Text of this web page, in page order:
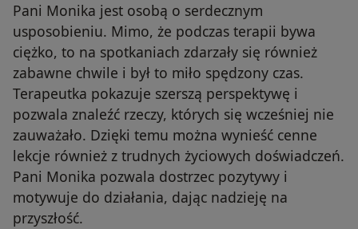
Pani Monika jest osobą o serdecznym
usposobieniu. Mimo, że podczas terapii bywa
ciężko, to na spotkaniach zdarzały się również
zabawne chwile i był to miło spędzony czas.
Terapeutka pokazuje szerszą perspektywę i
pozwala znaleźć rzeczy, których się wcześniej nie
zauważało. Dzięki temu można wynieść cenne
lekcje również z trudnych życiowych doświadczeń.
Pani Monika pozwala dostrzec pozytywy i
motywuje do działania, dając nadzieję na
przyszłość.